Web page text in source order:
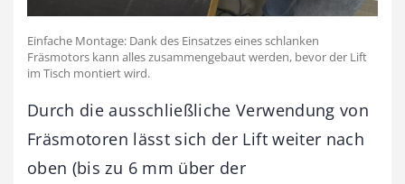
Einfache Montage: Dank des Einsatzes eines schlanken
Fräsmotors kann alles zusammengebaut werden, bevor der Lift
im Tisch montiert wird.
Durch die ausschließliche Verwendung von
Fräsmotoren lässt sich der Lift weiter nach
oben (bis zu 6 mm über der